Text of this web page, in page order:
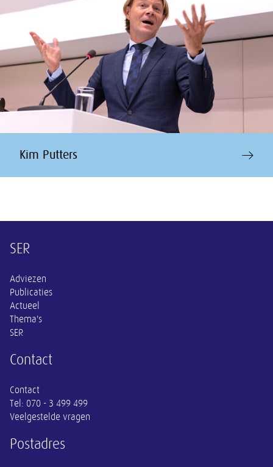
Kim Putters
Overige informatie
SER
Adviezen
Publicaties
Actueel
Thema's
SER
Contact
Contact
Tel: 070 - 3 499 499
Veelgestelde vragen
Postadres